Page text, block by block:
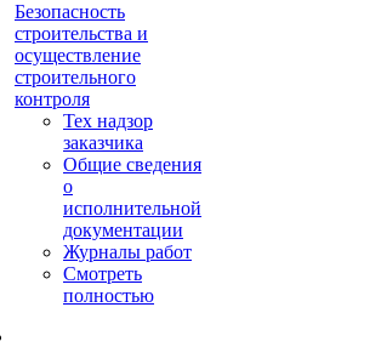
Безопасность
строительства и
осуществление
строительного
контроля
Тех надзор
заказчика
Общие сведения
о
исполнительной
документации
Журналы работ
Смотреть
полностью